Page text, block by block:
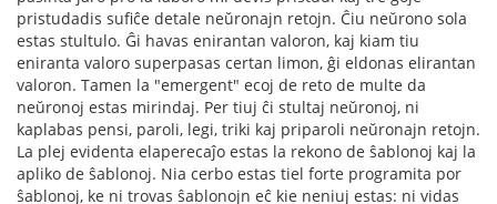
pristudadis sufiĉe detale neŭronajn retojn. Ĉiu neŭrono sola
estas stultulo. Ĝi havas enirantan valoron, kaj kiam tiu
eniranta valoro superpasas certan limon, ĝi eldonas elirantan
valoron. Tamen la "emergent" ecoj de reto de multe da
neŭronoj estas mirindaj. Per tiuj ĉi stultaj neŭronoj, ni
kaplabas pensi, paroli, legi, triki kaj priparoli neŭronajn retojn.
La plej evidenta elaperecaĵo estas la rekono de ŝablonoj kaj la
apliko de ŝablonoj. Nia cerbo estas tiel forte programita por
ŝablonoj, ke ni trovas ŝablonojn eĉ kie neniuj estas: ni vidas